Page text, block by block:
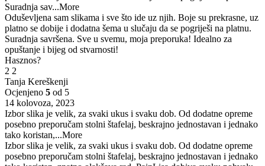
Suradnja sav...More
Oduševljena sam slikama i sve što ide uz njih. Boje su prekrasne, uz
platno se dobije i dodatna šema u slučaju da se pogriješi na platnu.
Suradnja savršena. Sve u svemu, moja preporuka! Idealno za
opuštanje i bijeg od stvarnosti!
Hasznos?
2 2
Tanja Kereškenji
Ocjenjeno 5 od 5
14 kolovoza, 2023
Izbor slika je velik, za svaki ukus i svaku dob. Od dodatne opreme
posebno preporučam stolni štafelaj, beskrajno jednostavan i jednako
tako koristan,...More
Izbor slika je velik, za svaki ukus i svaku dob. Od dodatne opreme
posebno preporučam stolni štafelaj, beskrajno jednostavan i jednako